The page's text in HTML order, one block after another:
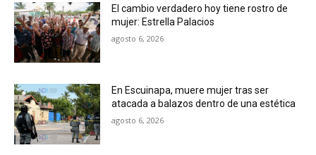
El cambio verdadero hoy tiene rostro de
mujer: Estrella Palacios
agosto 6, 2026
En Escuinapa, muere mujer tras ser
atacada a balazos dentro de una estética
agosto 6, 2026